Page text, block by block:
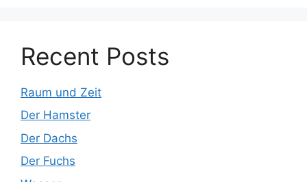
Recent Posts
Raum und Zeit
Der Hamster
Der Dachs
Der Fuchs